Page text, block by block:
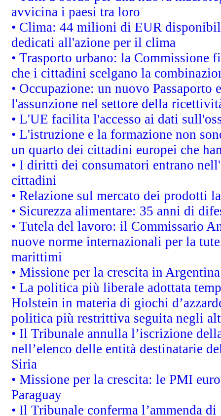
avvicina i paesi tra loro
• Clima: 44 milioni di EUR
dedicati all'azione per il clima
• Trasporto urbano: la Commissione
che i cittadini scelgano la
• Occupazione: un nuovo Passaporto
l'assunzione nel settore della
• L'UE facilita l'accesso ai dati
• L'istruzione e la formazione non
un quarto dei cittadini europei che
• I diritti dei consumatori entrano
cittadini
• Relazione sul mercato dei prodotti
• Sicurezza alimentare: 35 anni di
• Tutela del lavoro: il Commissario
nuove norme internazionali per la
marittimi
• Missione per la crescita in
• La politica più liberale adottata
Holstein in materia di giochi
politica più restrittiva seguita negli
• Il Tribunale annulla l’iscrizione
nell’elenco delle entità destinatarie
Siria
• Missione per la crescita: le PMI
Paraguay
• Il Tribunale conferma l’ammenda